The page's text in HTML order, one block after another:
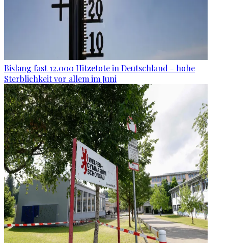
Bislang fast 12.000 Hitzetote in Deutschland - hohe
Sterblichkeit vor allem im Juni